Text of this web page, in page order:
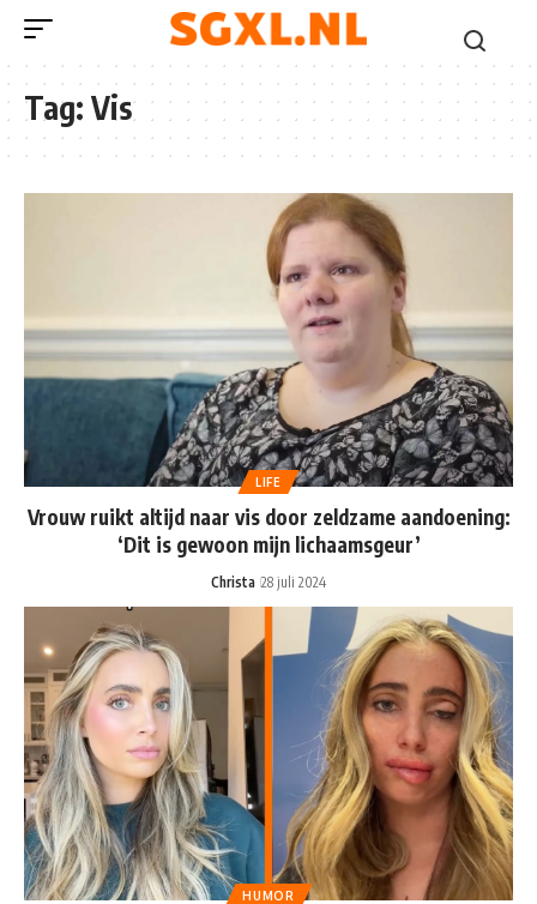
Tag: Vis
LIFE
Vrouw ruikt altijd naar vis door zeldzame aandoening:
‘Dit is gewoon mijn lichaamsgeur’
Christa 28 juli 2024
HUMOR